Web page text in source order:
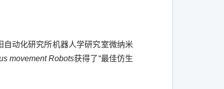
动化研究所机器人学研究室微纳米
movement Robots获得了“最佳仿生